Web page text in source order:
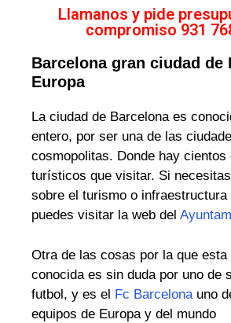
Llamanos y pide
compromiso 931
Barcelona gran ciudad de
Europa
La ciudad de Barcelona es
entero, por ser una de las
cosmopolitas. Donde hay cientos
turísticos que visitar. Si
sobre el turismo o infraestructura
puedes visitar la web del
Otra de las cosas por la que
conocida es sin duda por uno de
futbol, y es el Fc Barcelonauno
equipos de Europa y del mundo